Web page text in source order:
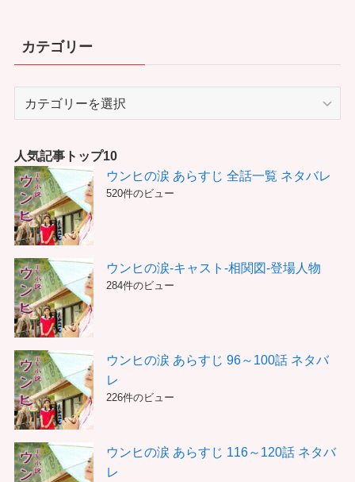
カテゴリー
リ
ー
人気記事トップ10
ウンヒの涙 あらすじ 全話一覧 ネタバレ
520件のビュー
ウンヒの涙-キャスト-相関図-登場人物
284件のビュー
ウンヒの涙 あらすじ 96～100話 ネタバ
レ
226件のビュー
ウンヒの涙 あらすじ 116～120話 ネタバ
レ